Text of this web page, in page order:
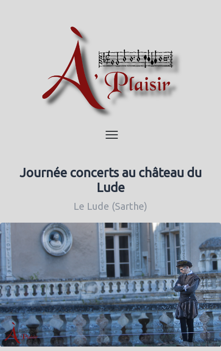
Journée concerts au château du
Lude
Le Lude (Sarthe)